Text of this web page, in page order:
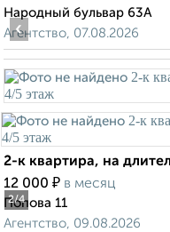
Народный бульвар 63А
Агентство, 07.08.2026
2/4
‹
2-к квартира, на
12 000 ₽ в месяц
Попова 11
Агентство, 09.08.2026